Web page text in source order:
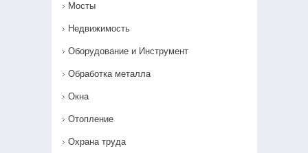
Мосты
Недвижимость
Оборудование и Инструмент
Обработка металла
Окна
Отопление
Охрана труда